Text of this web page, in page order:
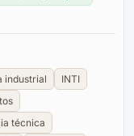
industrial
INTI
técnica